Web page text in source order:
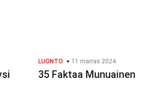
LUONTO 11 marras 2024
35 Faktaa Munuainen